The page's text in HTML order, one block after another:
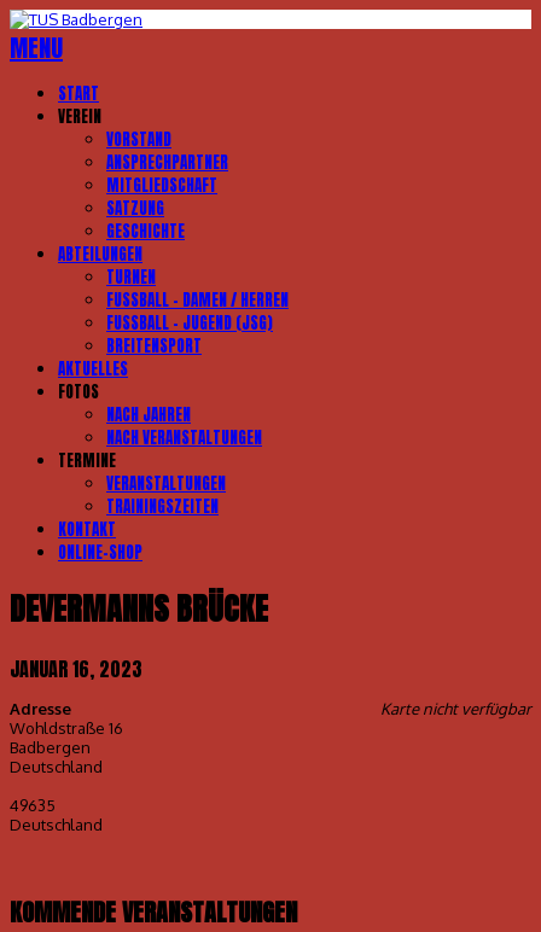
MENU
START
VEREIN
VORSTAND
ANSPRECHPARTNER
MITGLIEDSCHAFT
SATZUNG
GESCHICHTE
ABTEILUNGEN
TURNEN
FUSSBALL – DAMEN / HERREN
FUSSBALL – JUGEND (JSG)
BREITENSPORT
AKTUELLES
FOTOS
NACH JAHREN
NACH VERANSTALTUNGEN
TERMINE
VERANSTALTUNGEN
TRAININGSZEITEN
KONTAKT
ONLINE-SHOP
DEVERMANNS BRÜCKE
JANUAR 16, 2023
Karte nicht verfügbar
Adresse
Wohldstraße 16
Badbergen
Deutschland
49635
Deutschland
KOMMENDE VERANSTALTUNGEN